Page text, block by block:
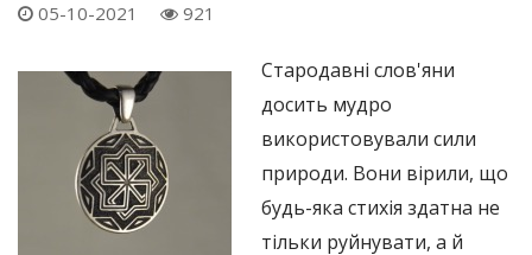
05-10-2021 921
Стародавні слов'яни
досить мудро
використовували сили
природи. Вони вірили, що
будь-яка стихія здатна не
тільки руйнувати, а й